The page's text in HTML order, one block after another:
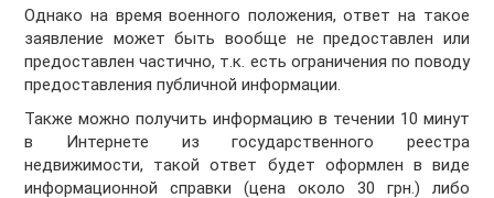
Однако на время военного положения, ответ на такое
заявление может быть вообще не предоставлен или
предоставлен частично, т.к. есть ограничения по поводу
предоставления публичной информации.
Также можно получить информацию в течении 10 минут
в Интернете из государственного реестра
недвижимости, такой ответ будет оформлен в виде
информационной справки (цена около 30 грн.) либо